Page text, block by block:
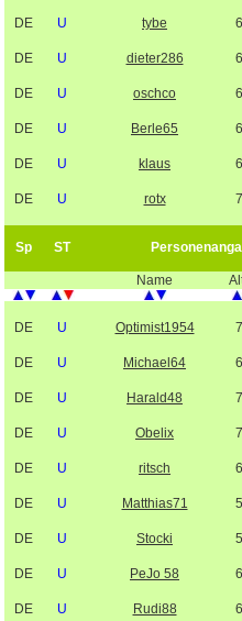
DE U tybe
DE U dieter286
DE U oschco
DE U Berle65
DE U klaus
DE U rotx
Sp ST
Name
DE U Optimist1954
DE U Michael64
DE U Harald48
DE U Obelix
DE U ritsch
DE U Matthias71
DE U Stocki
DE U PeJo 58
DE U Rudi88